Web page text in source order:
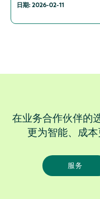
日期: 2026-02-11
在业务合作伙伴的
更为智能、成
服务